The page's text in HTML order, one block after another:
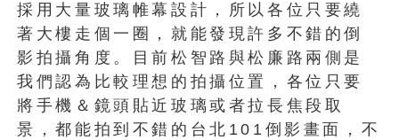
採用大量玻璃帷幕設計，所以各位只要繞
著大樓走個一圈，就能發現許多不錯的倒
影拍攝角度。目前松智路與松廉路兩側是
我們認為比較理想的拍攝位置，各位只要
將手機＆鏡頭貼近玻璃或者拉長焦段取
景，都能拍到不錯的台北101倒影畫面，不